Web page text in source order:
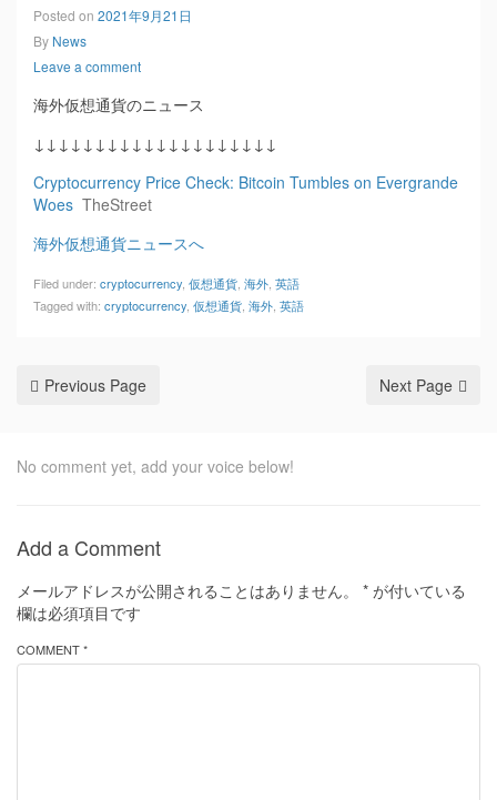
Posted on 2021年9月21日
By News
Leave a comment
海外仮想通貨のニュース
↓↓↓↓↓↓↓↓↓↓↓↓↓↓↓↓↓↓↓↓
Cryptocurrency Price Check: Bitcoin Tumbles on Evergrande
Woes TheStreet
海外仮想通貨ニュースへ
Filed under: cryptocurrency 仮想通貨 海外 英語
Tagged with: cryptocurrency 仮想通貨 海外 英語
Previous Page Next Page
No comment yet, add your voice below!
Add a Comment
メールアドレスが公開されることはありません。 * が付いている
欄は必須項目です
COMMENT *